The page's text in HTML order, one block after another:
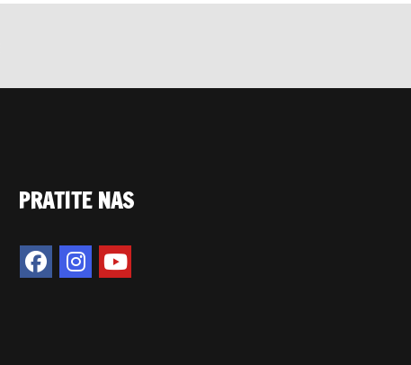
PRATITE NAS